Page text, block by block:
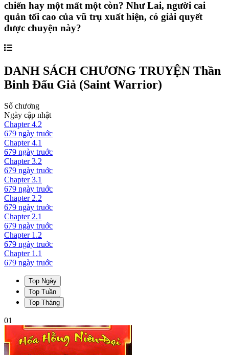
chiến hay một mất một còn? Như Lai, người cai
quản tối cao của vũ trụ xuất hiện, có giải quyết
được chuyện này?
DANH SÁCH CHƯƠNG TRUYỆN Thần
Binh Đấu Giả (Saint Warrior)
Số chương
Ngày cập nhật
Chapter4.2
679 ngày truớc
Chapter4.1
679 ngày truớc
Chapter3.2
679 ngày truớc
Chapter3.1
679 ngày truớc
Chapter2.2
679 ngày truớc
Chapter2.1
679 ngày truớc
Chapter 1.2
679 ngày truớc
Chapter 1.1
679 ngày truớc
Top Ngày
Top Tuần
Top Tháng
01